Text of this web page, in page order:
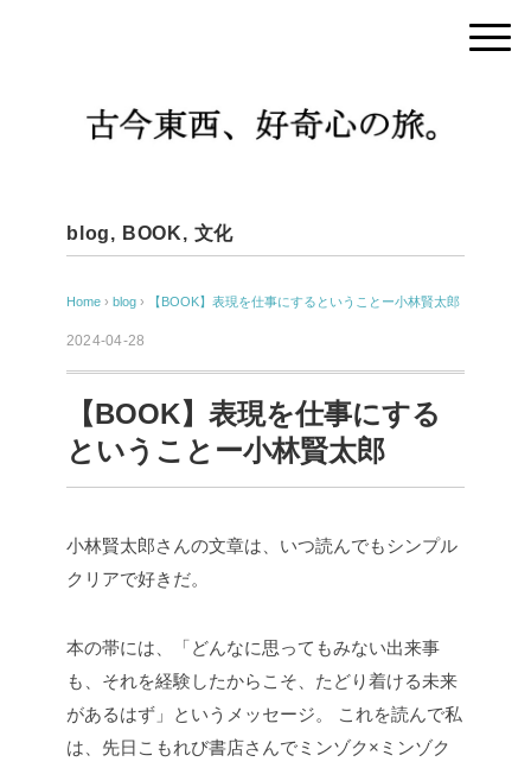
blog, BOOK, 文化
Home › blog › 【BOOK】表現を仕事にするということー小林賢太郎
2024-04-28
【BOOK】表現を仕事にする
ということー小林賢太郎
小林賢太郎さんの文章は、いつ読んでもシンプル
クリアで好きだ。
本の帯には、「どんなに思ってもみない出来事
も、それを経験したからこそ、たどり着ける未来
があるはず」というメッセージ。
これを読んで私
は、先日こもれび書店さんでミンゾク×ミンゾク